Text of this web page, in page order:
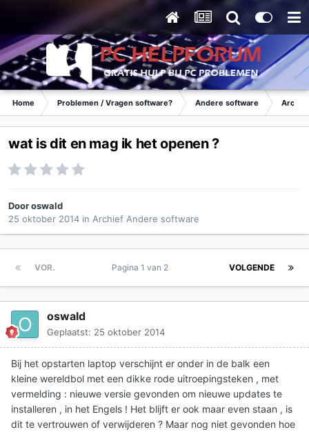
Home Problemen / Vragen software? Andere software
wat is dit en mag ik het openen ?
Dooroswald
25 oktober 2014 in Archief Andere software
VOR. VOLGENDE
Pagina 1 van 2
oswald
Geplaatst: 25 oktober 2014
Bij het opstarten laptop verschijnt er onder in de balk een
kleine wereldbol met een dikke rode uitroepingsteken , met
vermelding : nieuwe versie gevonden om nieuwe updates te
installeren , in het Engels ! Het blijft er ook maar even staan , is
dit te vertrouwen of verwijderen ? Maar nog niet gevonden hoe